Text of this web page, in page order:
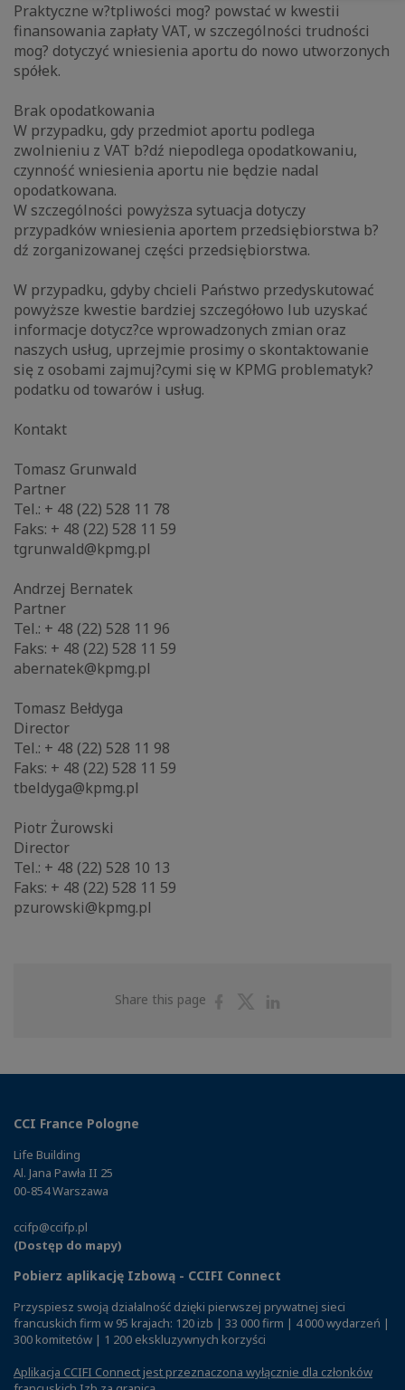
Praktyczne w?tpliwości mog? powstać w kwestii
finansowania zapłaty VAT, w szczególności trudności
mog? dotyczyć wniesienia aportu do nowo utworzonych
spółek.
Brak opodatkowania
W przypadku, gdy przedmiot aportu podlega
zwolnieniu z VAT b?dź niepodlega opodatkowaniu,
czynność wniesienia aportu nie będzie nadal
opodatkowana.
W szczególności powyższa sytuacja dotyczy
przypadków wniesienia aportem przedsiębiorstwa b?
dź zorganizowanej części przedsiębiorstwa.
W przypadku, gdyby chcieli Państwo przedyskutować
powyższe kwestie bardziej szczegółowo lub uzyskać
informacje dotycz?ce wprowadzonych zmian oraz
naszych usług, uprzejmie prosimy o skontaktowanie
się z osobami zajmuj?cymi się w KPMG problematyk?
podatku od towarów i usług.
Kontakt
Tomasz Grunwald
Partner
Tel.: + 48 (22) 528 11 78
Faks: + 48 (22) 528 11 59
tgrunwald@kpmg.pl
Andrzej Bernatek
Partner
Tel.: + 48 (22) 528 11 96
Faks: + 48 (22) 528 11 59
abernatek@kpmg.pl
Tomasz Bełdyga
Director
Tel.: + 48 (22) 528 11 98
Faks: + 48 (22) 528 11 59
tbeldyga@kpmg.pl
Piotr Żurowski
Director
Tel.: + 48 (22) 528 10 13
Faks: + 48 (22) 528 11 59
pzurowski@kpmg.pl
Share this page
ShareShare
CCI France Pologne
Life Building
Al. Jana Pawła II 25
00-854 Warszawa
ccifp@ccifp.pl
(Dostęp do mapy)
Pobierz aplikację Izbową - CCIFI Connect
Przyspiesz swoją działalność dzięki pierwszej prywatnej sieci
francuskich firm w 95 krajach: 120 izb | 33 000 firm | 4 000 wydarzeń |
300 komitetów | 1 200 ekskluzywnych korzyści
Aplikacja CCIFI Connect jest przeznaczona wyłącznie dla członków